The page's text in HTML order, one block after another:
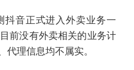
抖音正式进入外卖业务一
前没有外卖相关的业务计
代理信息均不属实。